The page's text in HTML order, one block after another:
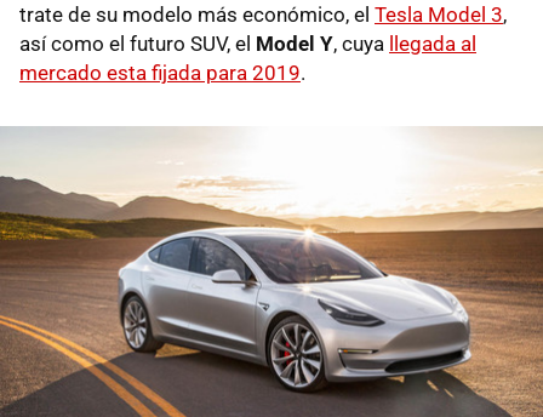
trate de su modelo más económico, el Tesla Model 3,
así como el futuro SUV, el Model Y, cuya llegada al
mercado esta fijada para 2019.